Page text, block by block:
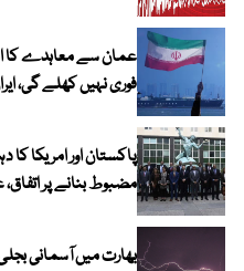
عمان سے معاہدے کا
فوری نہیں کھلے گی،
پاکستان اور امریکا
مضبوط بنانے پر